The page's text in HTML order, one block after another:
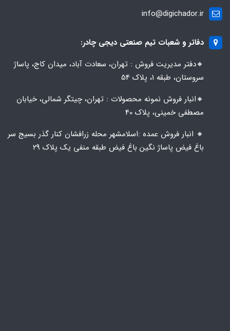
info@digichador.ir
دفاتر و شعبات تیم صنعتی دیجی چادر:
🔸️​​دفتر مدیریت فروش : تهران، سعادت آباد، میدان کاج، پاساژ
سروستان، طبقه 1، پلاک 54
🔸️​​انبار فروش نمونه محصولات : تهران، چیتگر شمالی، خیابان
مصطفی خمینی، پلاک 40
🔸️ انبار فروش عمده :اسلامشهر محله زرافشان کنار گذر بسیج سر
باغ فیض پاساژ نگین باغ فیض طبقه منفی یک پلاک ۲۹